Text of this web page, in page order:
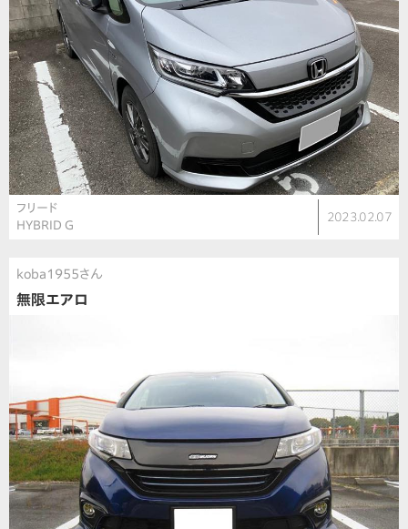
フリード
HYBRID G
2023.02.07
koba1955さん
無限エアロ